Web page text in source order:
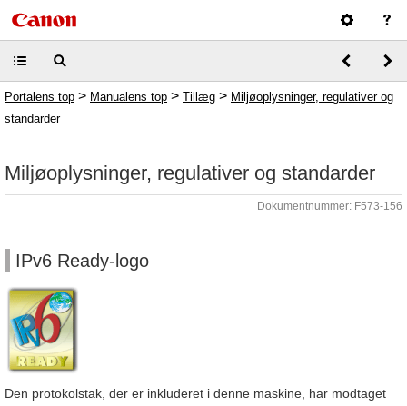
Portalens top > Manualens top > Tillæg > Miljøoplysninger, regulativer og
standarder
Miljøoplysninger, regulativer og standarder
Dokumentnummer: F573-156
IPv6 Ready-logo
Den protokolstak, der er inkluderet i denne maskine, har modtaget